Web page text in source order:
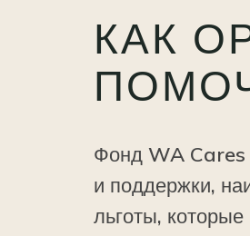
КАК
Фонд WA Cares
и поддержки,
льготы,